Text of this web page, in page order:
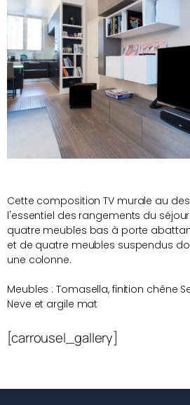
Cette composition TV murale au
l'essentiel des rangements du
quatre meubles bas à porte
et de quatre meubles suspendus
une colonne.
Meubles : Tomasella, finition chêne
Neve et argile mat
[carrousel_gallery]